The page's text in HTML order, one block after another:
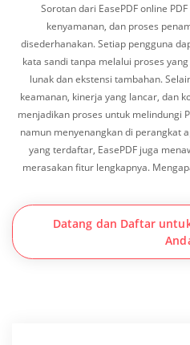
Sorotan dari EasePDF online
kenyamanan, dan proses
disederhanakan. Setiap pengguna
kata sandi tanpa melalui proses
lunak dan ekstensi tambahan.
keamanan, kinerja yang lancar, dan
menjadikan proses untuk melindungi
namun menyenangkan di perangkat
yang terdaftar, EasePDF juga
merasakan fitur lengkapnya.
Datang dan Daftar